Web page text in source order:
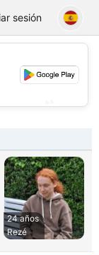
sesión
24 años
Rezé